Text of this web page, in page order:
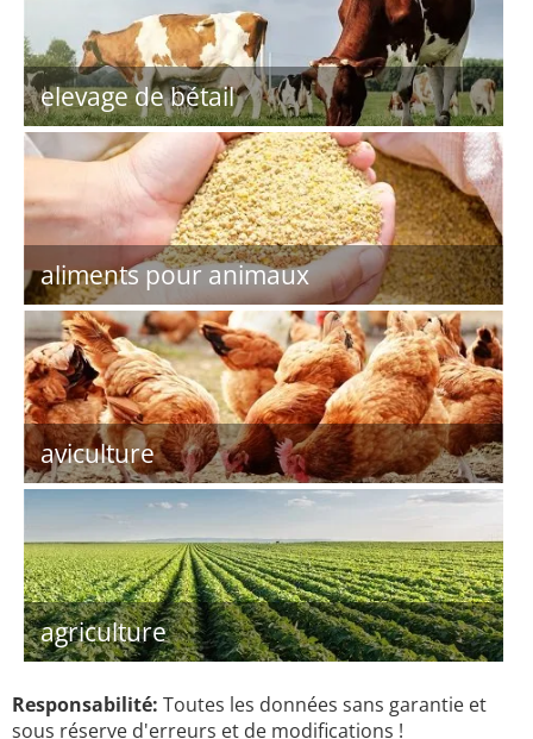
elevage de bétail
aliments pour animaux
aviculture
agriculture
Responsabilité: Toutes les données sans garantie et
sous réserve d'erreurs et de modifications !